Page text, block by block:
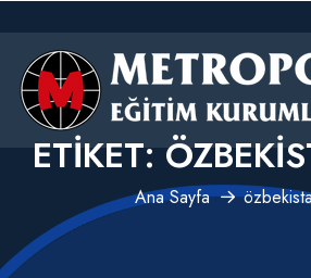
ETIKET:
Ana Sayfa